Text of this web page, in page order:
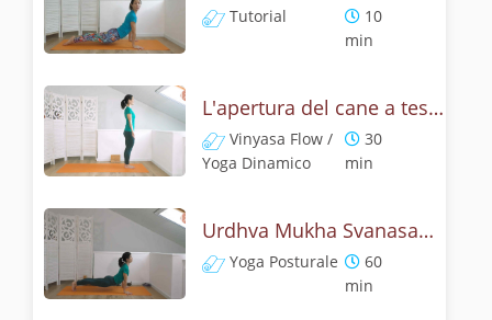
Tutorial
10
min
L'apertura del cane a testa in su - Yoga dinamico
Vinyasa Flow /
Yoga Dinamico
30
min
Urdhva Mukha Svanasana - Pratica yoga con l'anatomia del cane a testa on su
Yoga Posturale
60
min